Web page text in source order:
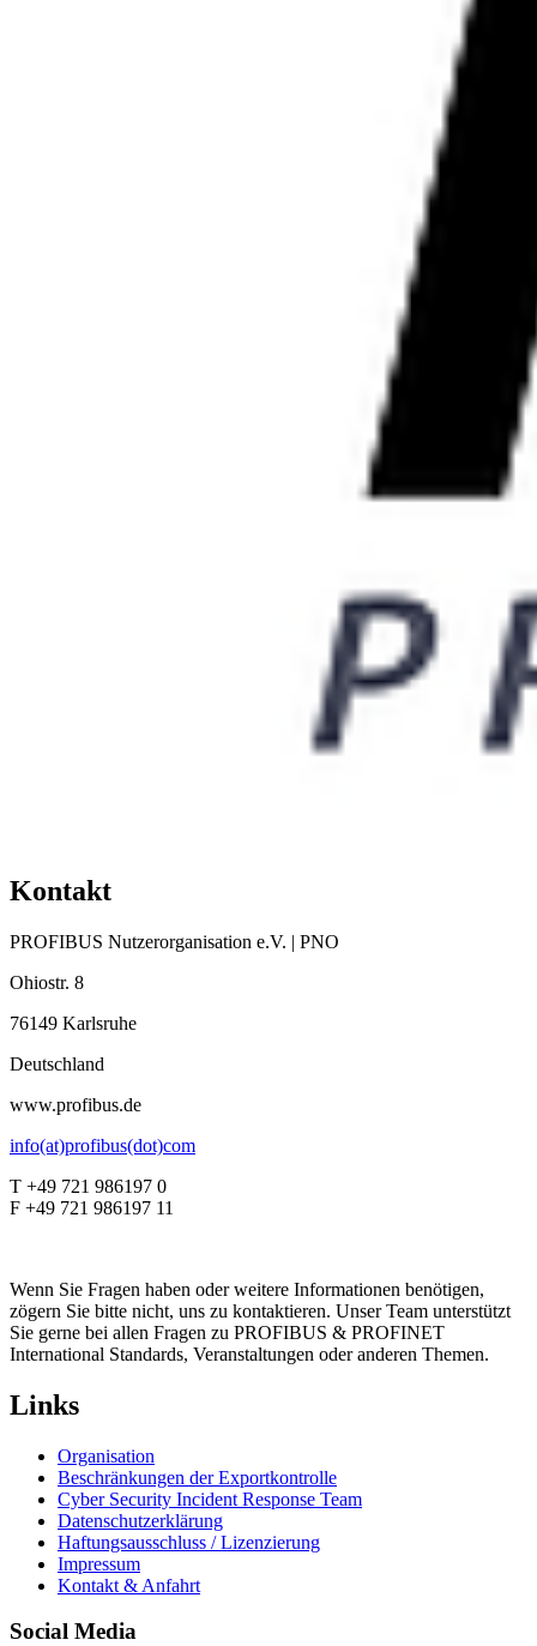
Kontakt
PROFIBUS Nutzerorganisation e.V. | PNO
Ohiostr. 8
76149 Karlsruhe
Deutschland
www.profibus.de
info(at)profibus(dot)com
T +49 721 986197 0
F +49 721 986197 11
Wenn Sie Fragen haben oder weitere Informationen benötigen,
zögern Sie bitte nicht, uns zu kontaktieren. Unser Team unterstützt
Sie gerne bei allen Fragen zu PROFIBUS & PROFINET
International Standards, Veranstaltungen oder anderen Themen.
Links
Organisation
Beschränkungen der Exportkontrolle
Cyber Security Incident Response Team
Datenschutzerklärung
Haftungsausschluss / Lizenzierung
Impressum
Kontakt & Anfahrt
Social Media